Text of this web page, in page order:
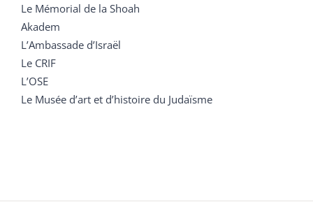
Le Mémorial de la Shoah
Akadem
L’Ambassade d’Israël
Le CRIF
L’OSE
Le Musée d’art et d’histoire du Judaïsme